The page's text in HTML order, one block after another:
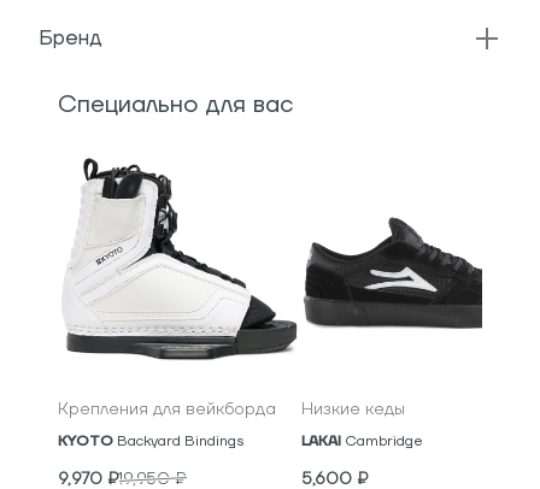
Бренд
Специально для вас
Крепления для вейкборда
KYOTO Backyard Bindings
9,970 ₽19,950₽
Низкие кеды
LAKAI Cambridge
5,600 ₽